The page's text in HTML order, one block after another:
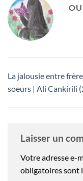
La jalousie entre
soeurs | Ali Cankirili
Laisser un
Votre adresse e-
obligatoires sont